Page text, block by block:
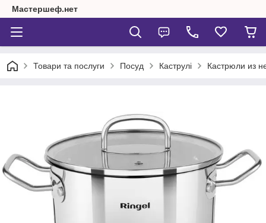
Мастершеф.нет
Товари та послуги Посуд Каструлі Кастрюли из